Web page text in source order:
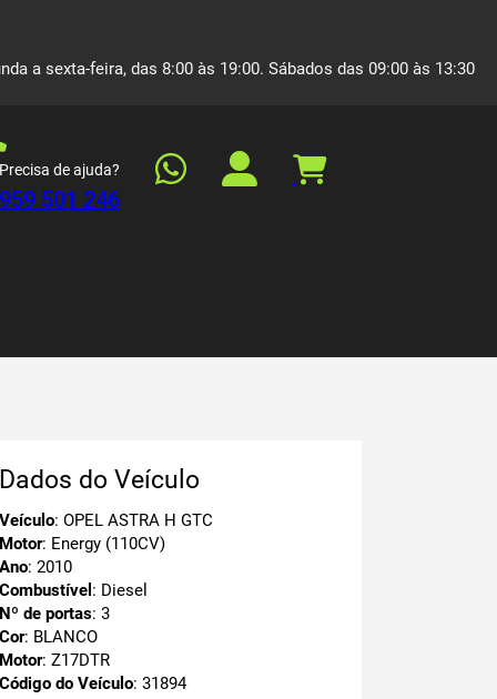
a sexta-feira, das 8:00 às 19:00. Sábados das 09:00 às 13:30
Precisa de ajuda?
959 501 246
Dados do Veículo
Veículo: OPEL ASTRA H GTC
Motor: Energy (110CV)
Ano: 2010
Combustível : Diesel
Nº de portas: 3
Cor: BLANCO
Motor: Z17DTR
Código do Veículo: 31894